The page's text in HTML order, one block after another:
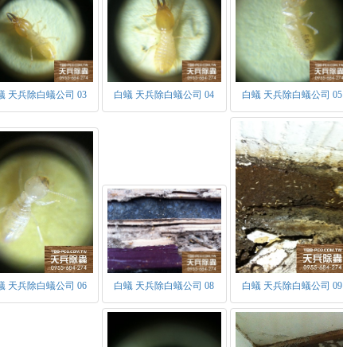
天兵除白蟻公司 03 白蟻 天兵除白蟻公司 04 白蟻 天兵除白蟻公司 05
天兵除白蟻公司 06 白蟻 天兵除白蟻公司 08 白蟻 天兵除白蟻公司 09